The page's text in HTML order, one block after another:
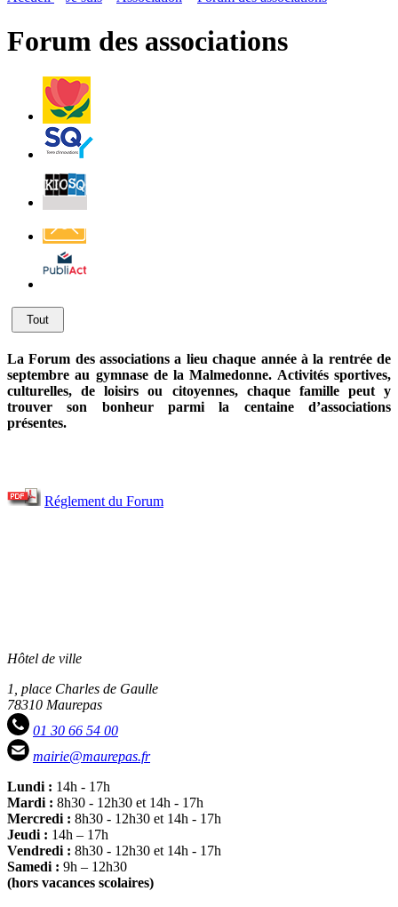
page flux
Forum des associations
Villes
et
Villages
Fleuris
Saint-
Quentin
Billetterie
Affichage
légal
Tout
La Forum des associations a lieu chaque année à la rentrée de
septembre au gymnase de la Malmedonne. Activités sportives,
culturelles, de loisirs ou citoyennes, chaque famille peut y
trouver son bonheur parmi la centaine d’associations
présentes.
Réglement du Forum
Hôtel de ville
1, place Charles de Gaulle
78310 Maurepas
01 30 66 54 00
mairie@maurepas.fr
Lundi : 14h - 17h
Mardi : 8h30 - 12h30 et 14h - 17h
Mercredi : 8h30 - 12h30 et 14h - 17h
Jeudi : 14h – 17h
Vendredi : 8h30 - 12h30 et 14h - 17h
Samedi : 9h – 12h30
(hors vacances scolaires)